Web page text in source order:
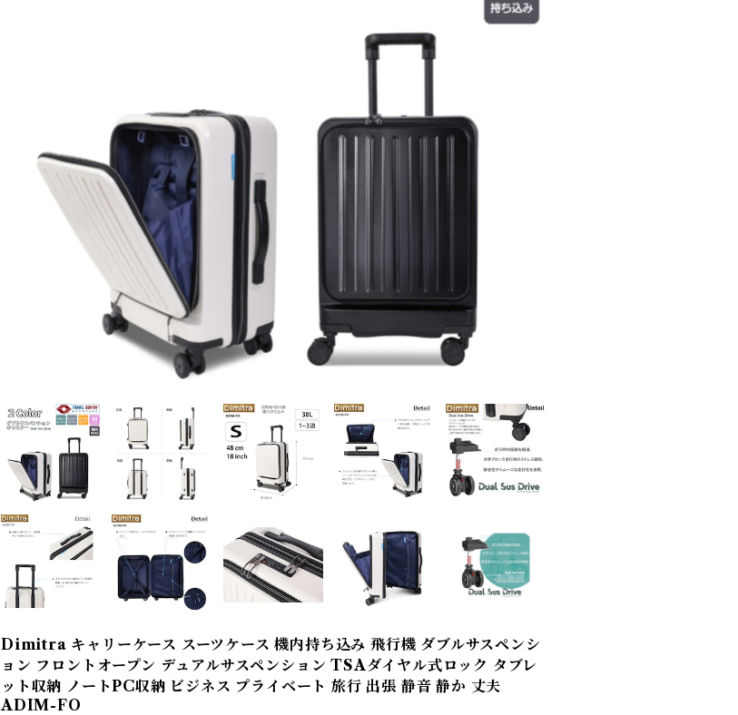
Dimitra キャリーケース スーツケース 機内持ち込み 飛行機 ダブルサスペンシ
ョン フロントオープン デュアルサスペンション TSAダイヤル式ロック タブレ
ット収納 ノートPC収納 ビジネス プライベート 旅行 出張 静音 静か 丈夫
ADIM-FO